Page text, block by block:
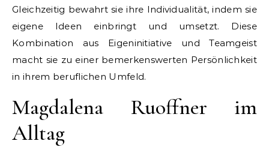
Gleichzeitig bewahrt sie ihre Individualität, indem sie
eigene Ideen einbringt und umsetzt. Diese
Kombination aus Eigeninitiative und Teamgeist
macht sie zu einer bemerkenswerten Persönlichkeit
in ihrem beruflichen Umfeld.
Magdalena Ruoffner im
Alltag